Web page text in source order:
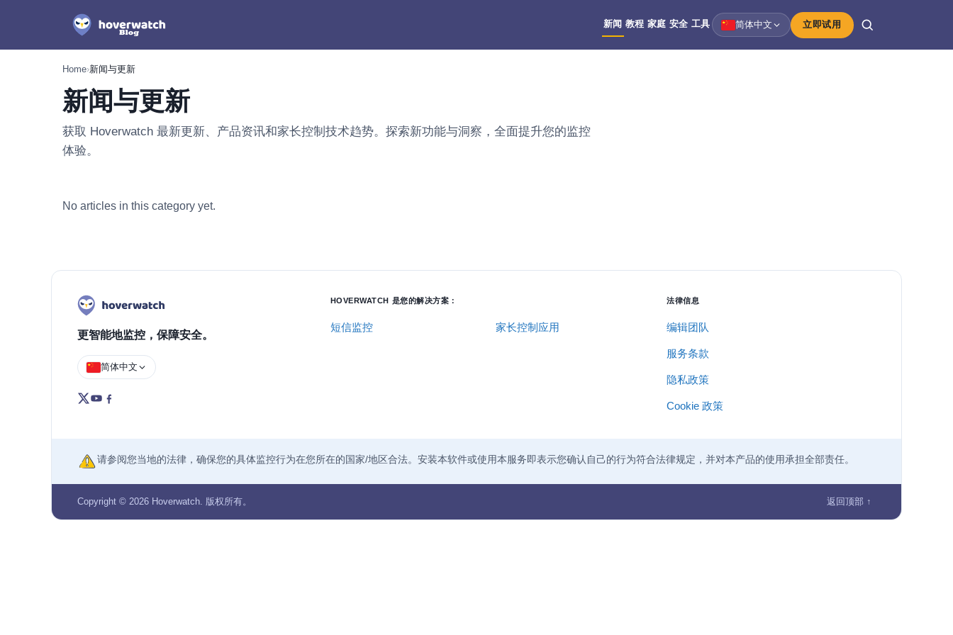
新闻 教程 家庭 安全 工具 简体中文 立即试用
Home›新闻与更新
新闻与更新
获取 Hoverwatch 最新更新、产品资讯和家长控制技术趋势。探索新功能与洞察，全面提升您的监控
体验。
No articles in this category yet.
更智能地监控，保障安全。
简体中文
HOVERWATCH 是您的解决方案：
短信监控 家长控制应用
法律信息
编辑团队
服务条款
隐私政策
Cookie 政策
请参阅您当地的法律，确保您的具体监控行为在您所在的国家/地区合法。安装本软件或使用本服务即表示您确认自己的行为符合法律规定，并对本产品的使用承担全部责任。
Copyright © 2026 Hoverwatch. 版权所有。 返回顶部 ↑